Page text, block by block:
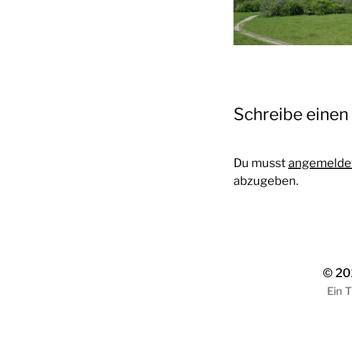
Schreibe
Du musst
abzugeben.
©
Ein